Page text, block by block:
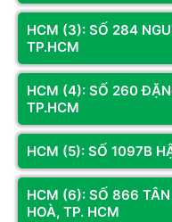
Lệnh COPY
Đây là lệnh được sử dụng
thư mục này sang thư mục
Dòng lệnh:COPY “địa chỉ
HCM (3): SỐ 284
TP.HCM
HCM (4): SỐ 260
TP.HCM
HCM (5): SỐ 1097B
HCM (6): SỐ 866
HOÀ, TP. HCM